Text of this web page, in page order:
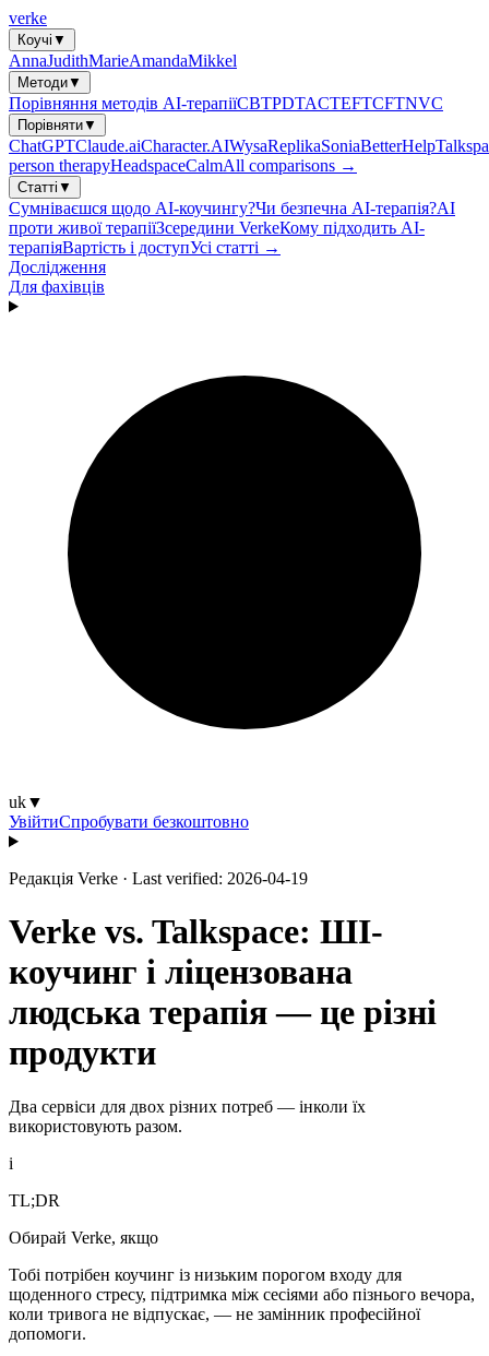
verke
Коучі ▼
AnnaJudithMarieAmandaMikkel
Методи▼
Порівняння методів AI-терапіїCBTPDTACTEFTCFTNVC
Порівняти▼
ChatGPTClaude.aiCharacter.AIWysaReplikaSoniaBetterHelp
person therapyHeadspaceCalmAll comparisons →
Статті ▼
Сумніваєшся щодо AI-коучингу?Чи безпечна AI-терапія?AI
проти живої терапіїЗсередини VerkeКому підходить AI-
терапіяВартість і доступУсі статті →
Дослідження
Для фахівців
uk▼
УвійтиСпробувати безкоштовно
Редакція Verke · Last verified: 2026-04-19
Verke vs. Talkspace: ШІ-
коучинг і ліцензована
людська терапія — це різні
продукти
Два сервіси для двох різних потреб — інколи їх
використовують разом.
i
TL;DR
Обирай Verke, якщо
Тобі потрібен коучинг із низьким порогом входу для
щоденного стресу, підтримка між сесіями або пізнього вечора,
коли тривога не відпускає, — не замінник професійної
допомоги.